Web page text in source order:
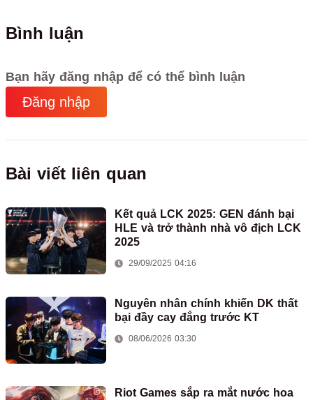
Bình luận
Bạn hãy đăng nhập để có thể bình luận
Đăng nhập
Bài viết liên quan
Kết quả LCK 2025: GEN đánh bại
HLE và trở thành nhà vô địch LCK
2025
29/09/2025 04:16
Nguyên nhân chính khiến DK thất
bại đầy cay đắng trước KT
08/06/2026 03:30
Riot Games sắp ra mắt nước hoa